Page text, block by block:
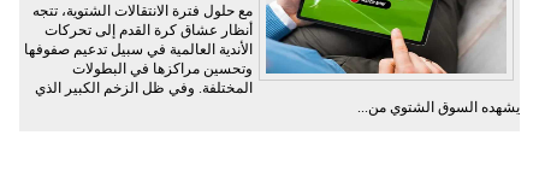
مع حلول فترة الانتقالات الشتوية، تتجه
أنظار عشاق كرة القدم إلى تحركات
الأندية العالمية في سبيل تدعيم صفوفها
وتحسين مراكزها في البطولات
المختلفة. وفي ظل الزخم الكبير الذي
يشهده السوق الشتوي من...